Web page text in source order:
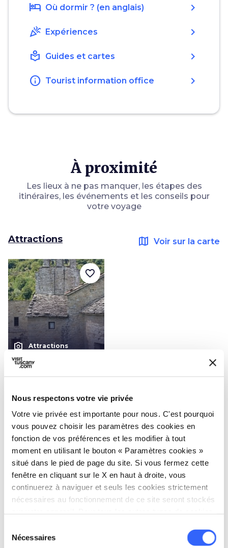
Nous respectons votre vie privée
Votre vie privée est importante pour nous. C'est pourquoi
vous pouvez choisir les paramètres des cookies en
fonction de vos préférences et les modifier à tout
moment en utilisant le bouton « Paramètres cookies »
situé dans le pied de page du site. Si vous fermez cette
fenêtre en cliquant sur le X en haut à droite, vous
continuerez à naviguer et seuls les cookies strictement
nécessaires au fonctionnement de ce site seront stockés
Nécessaires
hotel Où dormir ? (en anglais) chevron_right
celebration Expériences chevron_right
local_library Guides et cartes chevron_right
info Tourist information office chevron_right
À proximité
Les lieux à ne pas manquer, les étapes des
itinéraires, les événements et les conseils pour
votre voyage
Attractions map Voir sur la carte
photo_camera Attractions
Ermitage de
Gamogna
favorite_border
Évènements map Voir sur la carte
favorite_border